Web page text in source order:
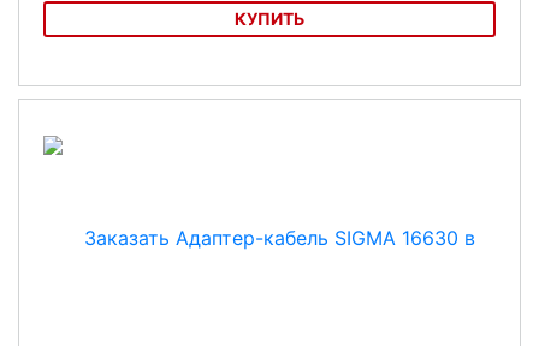
КУПИТЬ
Адаптер SIGMA 17420